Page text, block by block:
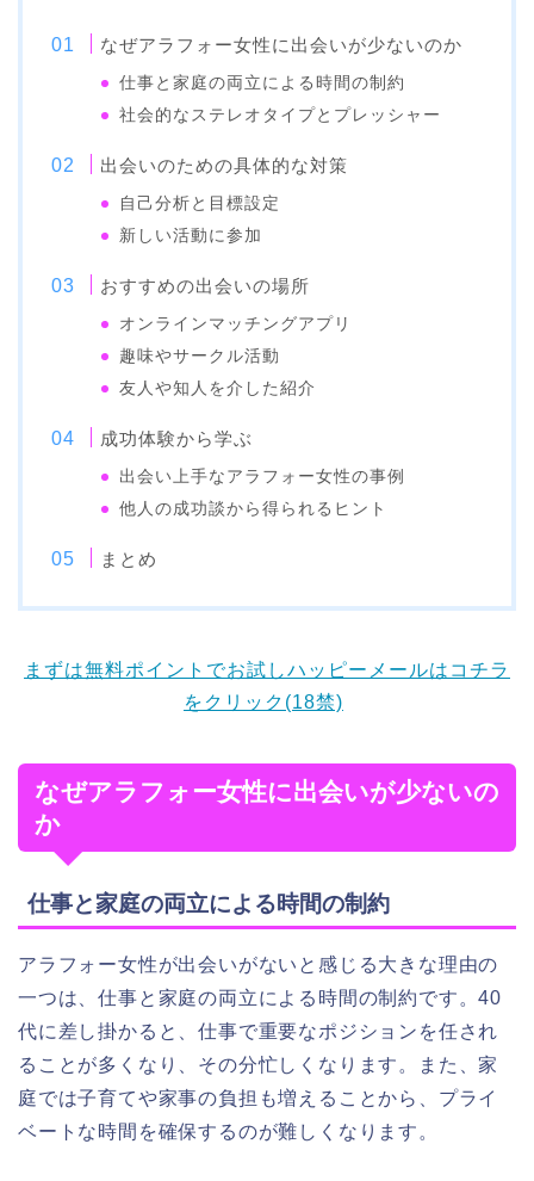
なぜアラフォー女性に出会いが少ないのか
仕事と家庭の両立による時間の制約
社会的なステレオタイプとプレッシャー
出会いのための具体的な対策
自己分析と目標設定
新しい活動に参加
おすすめの出会いの場所
オンラインマッチングアプリ
趣味やサークル活動
友人や知人を介した紹介
成功体験から学ぶ
出会い上手なアラフォー女性の事例
他人の成功談から得られるヒント
まとめ
まずは無料ポイントでお試しハッピーメールはコチラ
をクリック(18禁)
なぜアラフォー女性に出会いが少ないの
か
仕事と家庭の両立による時間の制約
アラフォー女性が出会いがないと感じる大きな理由の
一つは、仕事と家庭の両立による時間の制約です。40
代に差し掛かると、仕事で重要なポジションを任され
ることが多くなり、その分忙しくなります。また、家
庭では子育てや家事の負担も増えることから、プライ
ベートな時間を確保するのが難しくなります。